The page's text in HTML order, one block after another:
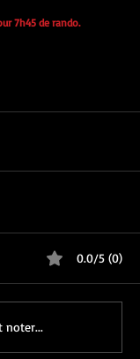
7h45 de rando.
0.0/5 (0)
noter...